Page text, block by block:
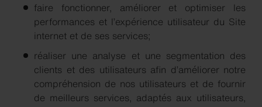
faire fonctionner, améliorer et optimiser les
performances et l’expérience utilisateur du Site
internet et de ses services;
réaliser une analyse et une segmentation des
clients et des utilisateurs afin d’améliorer notre
compréhension de nos utilisateurs et de fournir
de meilleurs services, adaptés aux utilisateurs,